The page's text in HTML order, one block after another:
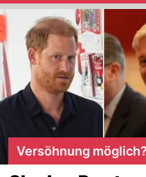
Versöhnung möglich?